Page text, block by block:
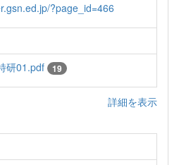
?page_id=466
研01.pdf 19
詳細を表示